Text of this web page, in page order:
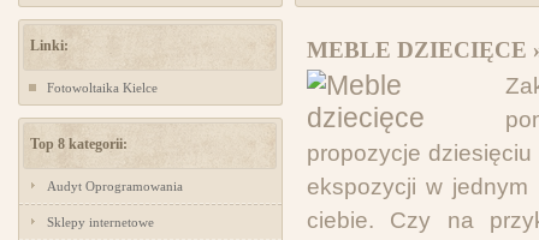
Linki:
Fotowoltaika Kielce
Top 8 kategorii:
Audyt Oprogramowania
Sklepy internetowe
MEBLE DZIECIĘCE
propozycje
ekspozycji w
ciebie. Czy na